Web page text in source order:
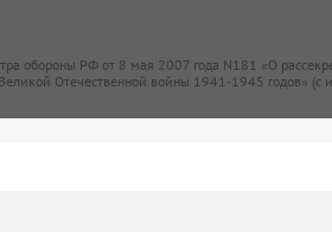
обороны РФ от 8 мая 2007 года N181 «О
Отечественной войны 1941-1945 годов»